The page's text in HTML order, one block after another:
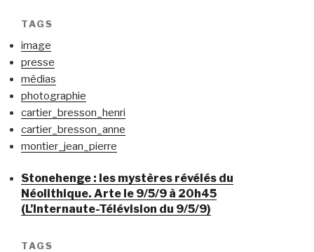
TAGS
image
presse
médias
photographie
cartier_bresson_henri
cartier_bresson_anne
montier_jean_pierre
Stonehenge : les mystères révélés du
Néolithique. Arte le 9/5/9 à 20h45
(L’Internaute-Télévision du 9/5/9)
TAGS